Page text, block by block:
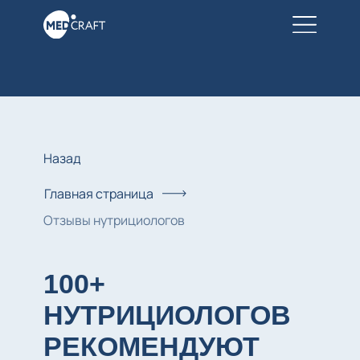
Назад
Главная страница
Отзывы нутрициологов
100+
НУТРИЦИОЛОГОВ
РЕКОМЕНДУЮТ